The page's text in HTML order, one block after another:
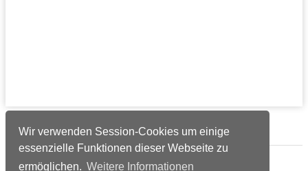
Wir verwenden Session-Cookies um einige
essenzielle Funktionen dieser Webseite zu
ermöglichen. Weitere Informationen
Verlags-Service
Impressum